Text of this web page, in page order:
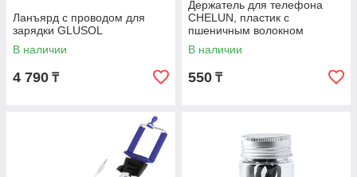
Ланъярд с проводом для
зарядки GLUSOL
В наличии
4 790 ₸
Держатель для телефона
CHELUN, пластик с
пшеничным волокном
В наличии
550 ₸